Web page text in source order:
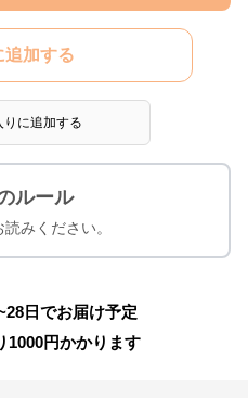
追加する
りに追加する
ルール
みください。
日でお届け予定
1000円かかります